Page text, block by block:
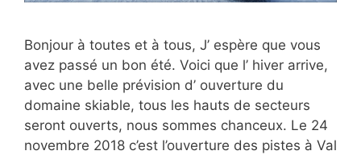
Bonjour à toutes et à tous, J’ espère que vous
avez passé un bon été. Voici que l’ hiver arrive,
avec une belle prévision d’ ouverture du
domaine skiable, tous les hauts de secteurs
seront ouverts, nous sommes chanceux. Le 24
novembre 2018 c’est l’ouverture des pistes à Val